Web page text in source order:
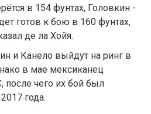
в 154 фунтах, Головкин -
готов к бою в 160 фунтах,
де ла Хойя.
и Канело выйдут на ринг в
в мае мексиканец
после чего их бой был
года.